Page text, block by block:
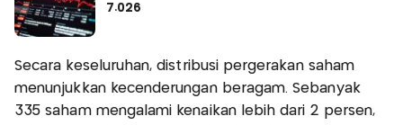
7.026
Secara keseluruhan, distribusi pergerakan saham
menunjukkan kecenderungan beragam. Sebanyak
335 saham mengalami kenaikan lebih dari 2 persen,